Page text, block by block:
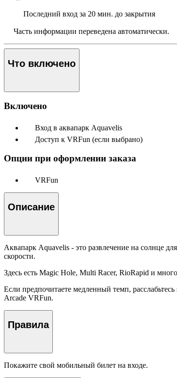
Последний вход за 20 мин. до закрытия
Часть информации переведена автоматически.
Что включено
Включено
Вход в аквапарк Aquavelis
Доступ к VRFun (если выбрано)
Опции при оформлении заказа
VRFun
Описание
Аквапарк Aquavelis - это развлечение на солнце
скорости.
Здесь есть Magic Hole, Multi Racer, RioRapid и
Если предпочитаете медленный темп,
Arcade VRFun.
Правила
Покажите свой мобильный билет на входе.